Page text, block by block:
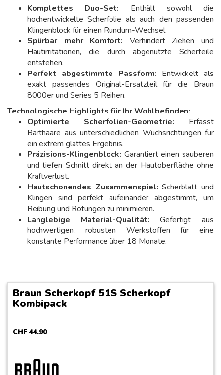
Komplettes Duo-Set: Enthält sowohl die
hochentwickelte Scherfolie als auch den passenden
Klingenblock für einen Rundum-Wechsel.
Spürbar mehr Komfort: Verhindert Ziehen und
Hautirritationen, die durch abgenutzte Scherteile
entstehen.
Perfekt abgestimmte Passform: Entwickelt als
exakt passendes Original-Ersatzteil für die Braun
8000er und Series 5 Reihen.
Technologische Highlights für Ihr Wohlbefinden:
Optimierte Scherfolien-Geometrie: Erfasst
Barthaare aus unterschiedlichen Wuchsrichtungen für
ein extrem glattes Ergebnis.
Präzisions-Klingenblock: Garantiert einen sauberen
und tiefen Schnitt direkt an der Hautoberfläche ohne
Kraftverlust.
Hautschonendes Zusammenspiel: Scherblatt und
Klingen sind perfekt aufeinander abgestimmt, um
Reibung und Rötungen zu minimieren.
Langlebige Material-Qualität: Gefertigt aus
hochwertigen, robusten Werkstoffen für eine
konstante Performance über 18 Monate.
Braun Scherkopf 51S Scherkopf
Kombipack
CHF 44.90